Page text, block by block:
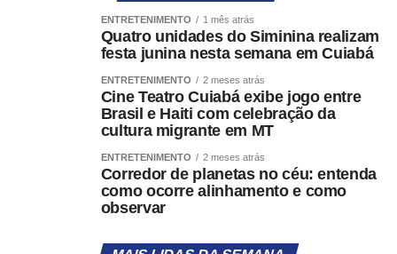
ENTRETENIMENTO 1 mês atrás
Quatro unidades do Siminina realizam
festa junina nesta semana em Cuiabá
ENTRETENIMENTO 2 meses atrás
Cine Teatro Cuiabá exibe jogo entre
Brasil e Haiti com celebração da
cultura migrante em MT
ENTRETENIMENTO 2 meses atrás
Corredor de planetas no céu: entenda
como ocorre alinhamento e como
observar